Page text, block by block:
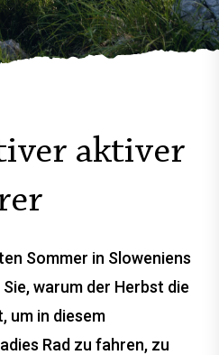
aktiver
Sommer in Sloweniens
warum der Herbst die
um in diesem
Rad zu fahren, zu